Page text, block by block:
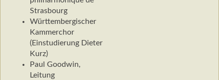
Strasbourg
Württembergischer
Kammerchor
(Einstudierung Dieter
Kurz)
Paul Goodwin,
Leitung